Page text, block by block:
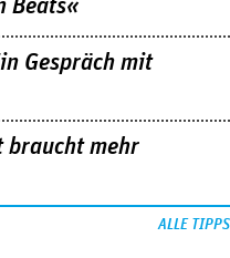
Beats«
Gespräch mit
braucht mehr
ALLE TIPPS